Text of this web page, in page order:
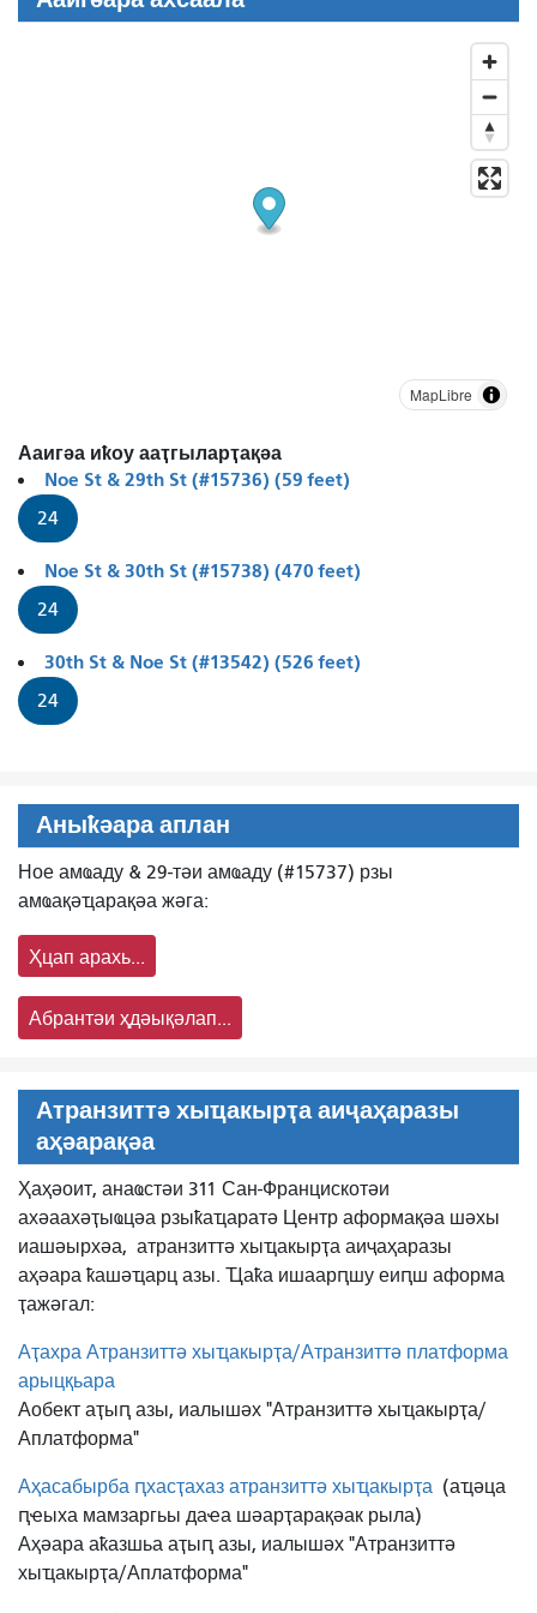
MapLibre
Ааигәа иҟоу ааҭгыларҭақәа
Noe St & 29th St (#15736) (59 feet)
24
Noe St & 30th St (#15738) (470 feet)
24
30th St & Noe St (#13542) (526 feet)
24
Аныҟәара аплан
Ное амҩаду & 29-тәи амҩаду (#15737) рзы
амҩақәҵарақәа жәга:
Ҳцап арахь...
Абрантәи ҳдәықәлап...
Атранзиттә хыҵакырҭа аиҷаҳаразы
аҳәарақәа
Ҳаҳәоит, анаҩстәи 311 Сан-Францискотәи
ахәаахәҭыҩцәа рзыҟаҵаратә Центр аформақәа шәхы
иашәырхәа, атранзиттә хыҵакырҭа аиҷаҳаразы
аҳәара ҟашәҵарц азы. Ҵаҟа ишаарԥшу еиԥш аформа
ҭажәгал:
Аҭахра Атранзиттә хыҵакырҭа/Атранзиттә платформа
арыцқьара
Аобект аҭыԥ азы, иалышәх "Атранзиттә хыҵакырҭа/
Аплатформа"
Аҳасабырба ԥхасҭахаз атранзиттә хыҵакырҭа (аҵәца
ԥҽыха мамзаргьы даҽа шәарҭарақәак рыла)
Аҳәара аҟазшьа аҭыԥ азы, иалышәх "Атранзиттә
хыҵакырҭа/Аплатформа"